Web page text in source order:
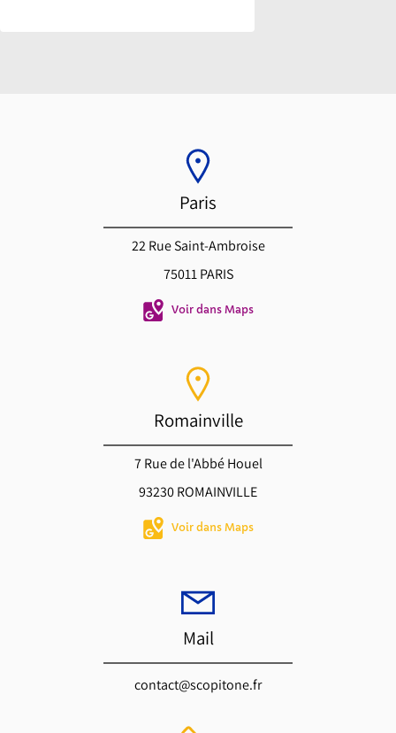
Paris
22 Rue Saint-Ambroise
75011 PARIS
Voir dans Maps
Romainville
7 Rue de l'Abbé Houel
93230 ROMAINVILLE
Voir dans Maps
Mail
contact@scopitone.fr